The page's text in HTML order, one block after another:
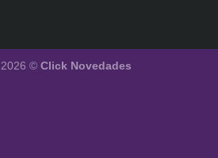
© Click Novedades